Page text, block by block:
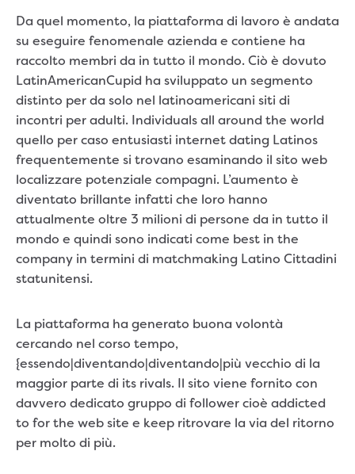
Da quel momento, la piattaforma di lavoro è andata
su eseguire fenomenale azienda e contiene ha
raccolto membri da in tutto il mondo. Ciò è dovuto
LatinAmericanCupid ha sviluppato un segmento
distinto per da solo nel latinoamericani siti di
incontri per adulti. Individuals all around the world
quello per caso entusiasti internet dating Latinos
frequentemente si trovano esaminando il sito web
localizzare potenziale compagni. L’aumento è
diventato brillante infatti che loro hanno
attualmente oltre 3 milioni di persone da in tutto il
mondo e quindi sono indicati come best in the
company in termini di matchmaking Latino Cittadini
statunitensi.
La piattaforma ha generato buona volontà
cercando nel corso tempo,
{essendo|diventando|diventando|più vecchio di la
maggior parte di its rivals. Il sito viene fornito con
davvero dedicato gruppo di follower cioè addicted
to for the web site e keep ritrovare la via del ritorno
per molto di più.